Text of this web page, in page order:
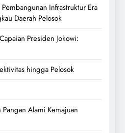
Infrastruktur Era
Daerah Pelosok
Presiden Jokowi:
hingga Pelosok
Alami Kemajuan